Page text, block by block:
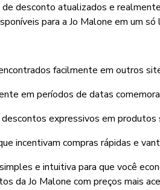
desconto atualizados e
para a Jo Malone em um
facilmente em outros
em períodos de datas
expressivos em produtos
incentivam compras rápidas e
e intuitiva para que você
da Jo Malone com preços mais